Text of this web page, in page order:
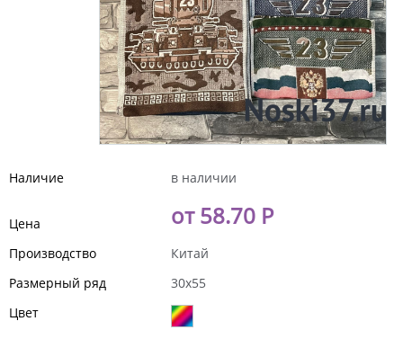
Наличие в наличии
Цена от 58.70 Р
Производство
Китай
Размерный ряд
30x55
Цвет